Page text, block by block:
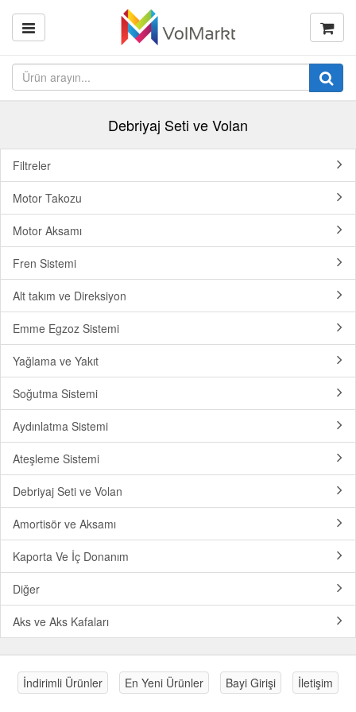
Debriyaj Seti ve Volan
Filtreler
Motor Takozu
Motor Aksamı
Fren Sistemi
Alt takım ve Direksiyon
Emme Egzoz Sistemi
Yağlama ve Yakıt
Soğutma Sistemi
Aydınlatma Sistemi
Ateşleme Sistemi
Debriyaj Seti ve Volan
Amortisör ve Aksamı
Kaporta Ve İç Donanım
Diğer
Aks ve Aks Kafaları
İndirimli Ürünler En Yeni Ürünler Bayi Girişi İletişim